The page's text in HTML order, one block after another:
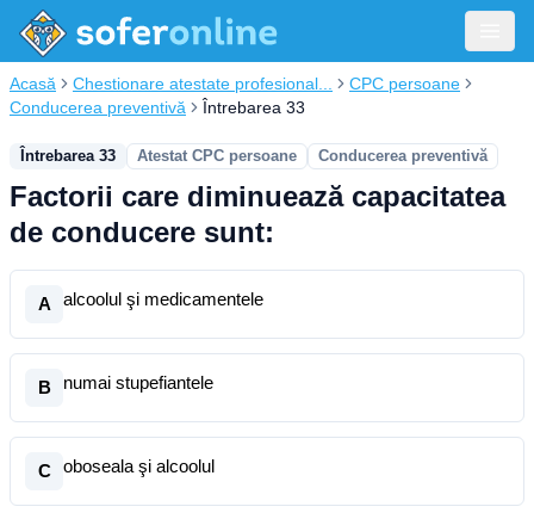
Acasă Chestionare atestate profesional...
CPC persoane
Conducerea preventivă
Întrebarea 33
Întrebarea 33 Atestat CPC persoane Conducerea preventivă
Factorii care diminuează capacitatea
de conducere sunt:
A alcoolul şi medicamentele
B numai stupefiantele
C oboseala şi alcoolul